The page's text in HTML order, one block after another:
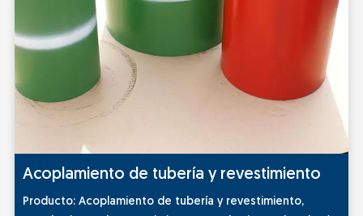
Acoplamiento de tubería y revestimiento
Producto: Acoplamiento de tubería y revestimiento,